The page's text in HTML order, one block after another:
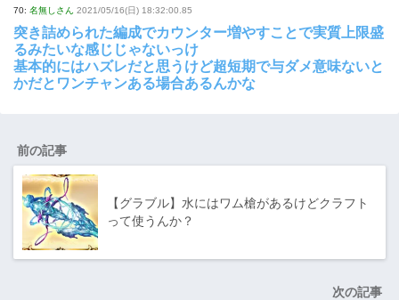
70: 名無しさん 2021/05/16(日) 18:32:00.85
突き詰められた編成でカウンター増やすことで実質上限盛
るみたいな感じじゃないっけ
基本的にはハズレだと思うけど超短期で与ダメ意味ないと
かだとワンチャンある場合あるんかな
前の記事
【グラブル】水にはワム槍があるけどクラフト
って使うんか？
次の記事